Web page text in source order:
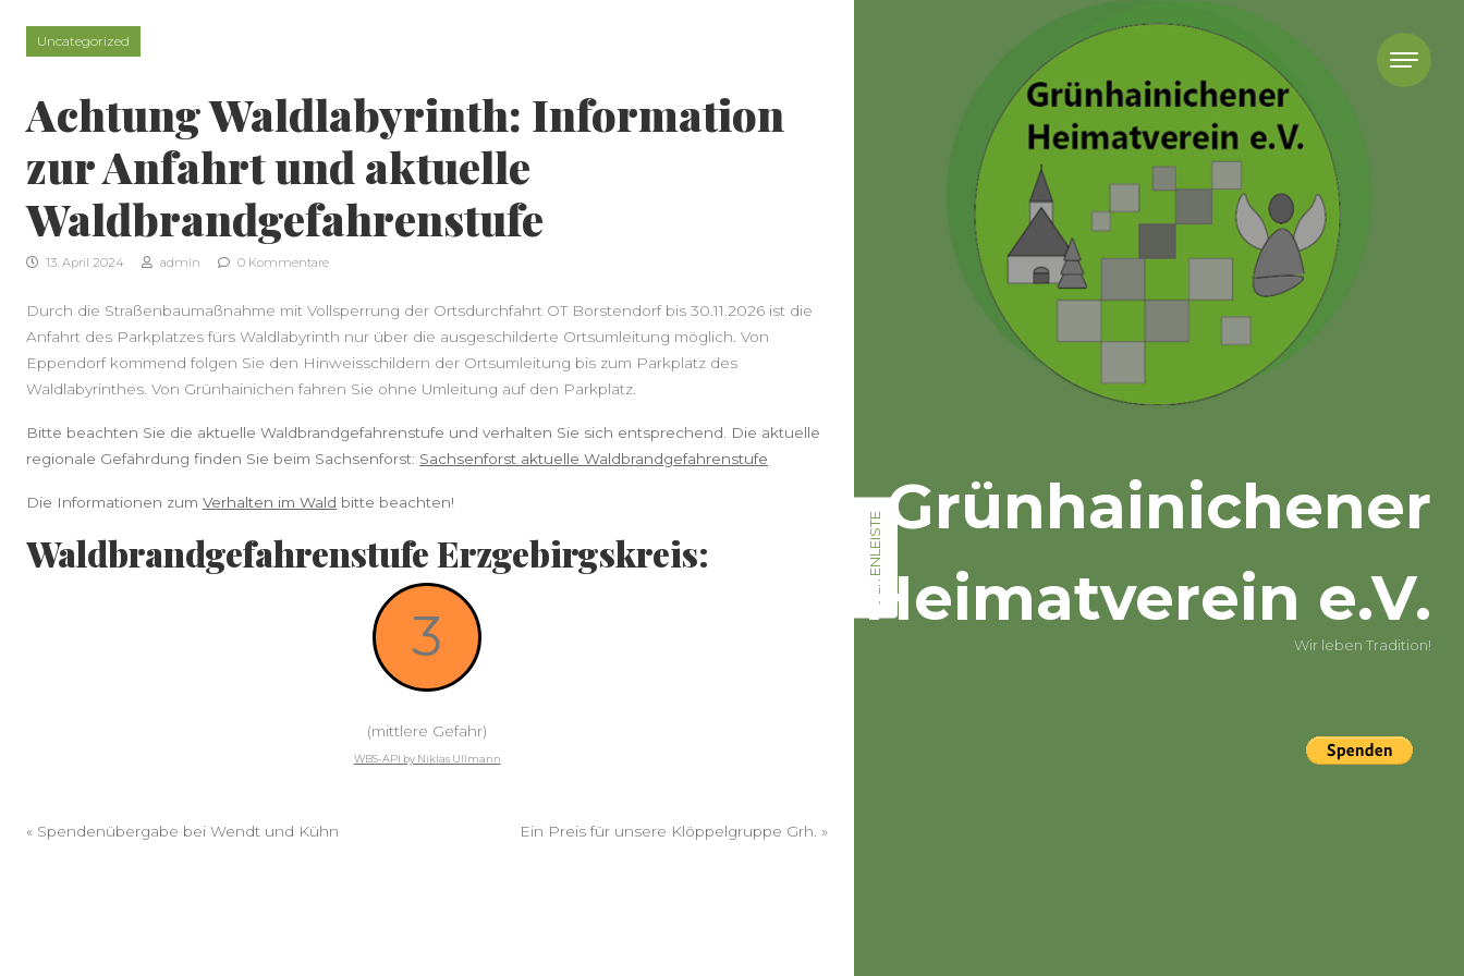
Uncategorized
Achtung Waldlabyrinth: Information
zur Anfahrt und aktuelle
Waldbrandgefahrenstufe
13. April 2024 admin 0 Kommentare
Durch die Straßenbaumaßnahme mit Vollsperrung der Ortsdurchfahrt OT Borstendorf bis 30.11.2026 ist die
Anfahrt des Parkplatzes fürs Waldlabyrinth nur über die ausgeschilderte Ortsumleitung möglich. Von
Eppendorf kommend folgen Sie den Hinweisschildern der Ortsumleitung bis zum Parkplatz des
Waldlabyrinthes. Von Grünhainichen fahren Sie ohne Umleitung auf den Parkplatz.
Bitte beachten Sie die aktuelle Waldbrandgefahrenstufe und verhalten Sie sich entsprechend. Die aktuelle
regionale Gefährdung finden Sie beim Sachsenforst: Sachsenforst aktuelle Waldbrandgefahrenstufe
Die Informationen zum Verhalten im Wald bitte beachten!
Waldbrandgefahrenstufe Erzgebirgskreis:
3
(mittlere Gefahr)
WBS-API by Niklas Ullmann
« Spendenübergabe bei Wendt und Kühn Ein Preis für unsere Klöppelgruppe Grh. »
SEITENLEISTE
SEP.
20
09:30- 11:30
Suchen
Grünhainichener
Heimatverein e.V.
Wir leben Tradition!